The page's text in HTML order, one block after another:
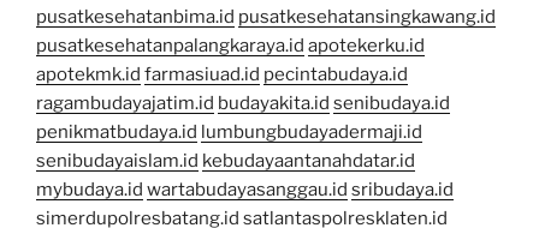
pusatkesehatanbima.id pusatkesehatansingkawang.id
pusatkesehatanpalangkaraya.id apotekerku.id
apotekmk.id farmasiuad.id pecintabudaya.id
ragambudayajatim.id budayakita.id senibudaya.id
penikmatbudaya.id lumbungbudayadermaji.id
senibudayaislam.id kebudayaantanahdatar.id
mybudaya.id wartabudayasanggau.id sribudaya.id
simerdupolresbatang.id satlantaspolresklaten.id